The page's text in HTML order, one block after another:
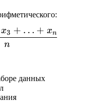
= \frac{x_1 + x_2 +
n
x3 + … + xn
данных